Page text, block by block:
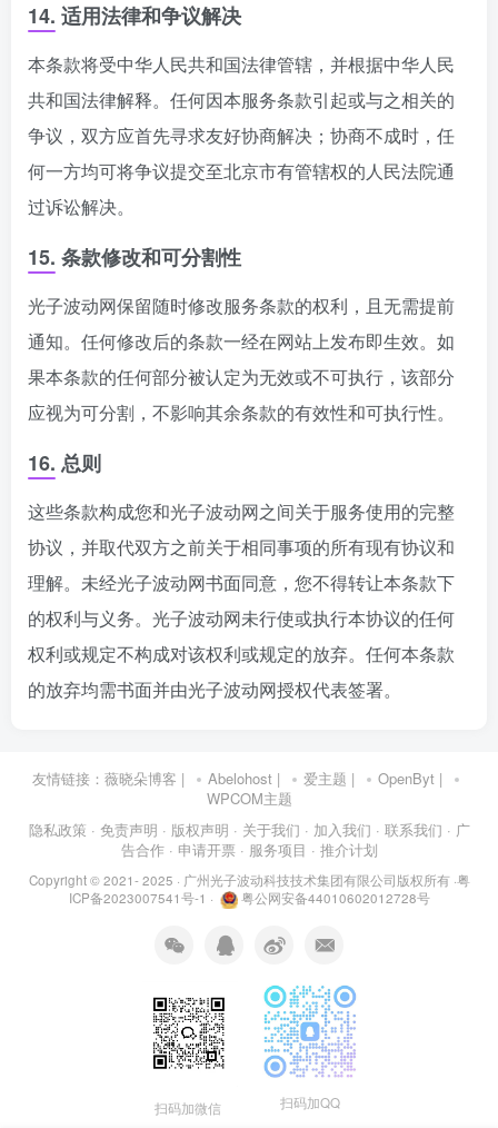
14. 适用法律和争议解决
本条款将受中华人民共和国法律管辖，并根据中华人民
共和国法律解释。任何因本服务条款引起或与之相关的
争议，双方应首先寻求友好协商解决；协商不成时，任
何一方均可将争议提交至北京市有管辖权的人民法院通
过诉讼解决。
15. 条款修改和可分割性
光子波动网保留随时修改服务条款的权利，且无需提前
通知。任何修改后的条款一经在网站上发布即生效。如
果本条款的任何部分被认定为无效或不可执行，该部分
应视为可分割，不影响其余条款的有效性和可执行性。
16. 总则
这些条款构成您和光子波动网之间关于服务使用的完整
协议，并取代双方之前关于相同事项的所有现有协议和
理解。未经光子波动网书面同意，您不得转让本条款下
的权利与义务。光子波动网未行使或执行本协议的任何
权利或规定不构成对该权利或规定的放弃。任何本条款
的放弃均需书面并由光子波动网授权代表签署。
友情链接： 薇晓朵博客 | Abelohost | 爱主题 | OpenByt |
WPCOM主题
隐私政策 · 免责声明 · 版权声明 · 关于我们 · 加入我们 · 联系我们 · 广
告合作 · 申请开票 · 服务项目 · 推介计划
Copyright © 2021- 2025 · 广州光子波动科技技术集团有限公司版权所有·粤
ICP备2023007541号-1 · 粤公网安备44010602012728号
扫码加微信 扫码加QQ